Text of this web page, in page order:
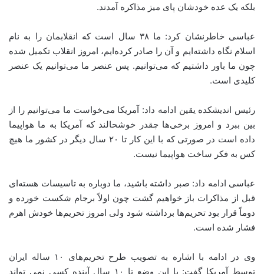
بلکه یک عده خودشان پای میز مذاکره آمدند.
عباسی خاطرنشان کرد: ما ۳۸ سال است که انقلابمان را به نام
اسلام نگاه داشته‌ایم و آن را صادر کرده‌ایم، امروز انقلاب تکمیل شده
چون ما باور داشتیم که می‌توانیم. پس عنصر ما می‌توانیم یک عنصر
کلیدی است.
رئیس اندیشکده یقین ادامه داد: آمریکا می‌خواست ما می‌توانیم را از
بین ببرد و امروز برخی‌ها چقدر خوشحالند که آمریکا به ما هواپیما
داده است در صورتی که با این کار تا ۲۰ سال دیگر در کشور ما هیچ
کس به فکر ساخت هواپیما نیست.
عباسی ادامه داد: صبر داشته باشید، ما دوباره به تاسیسات هسته‌ای
قبل از مذاکرات باز خواهیم گشت چون اولاً برجام شکست خورده و
دوماً قرار بود تحریم‌ها برداشته شود ولی امروز تحریم‌ها خودش اهرم
فشار شده است.
وی در ادامه با اشاره به تصویب طرح تحریم‌های ۱۰ ساله ایران
توسط آمریکا گفت: با این وضع تا ۱۰ سال آینده کسی نمی تواند